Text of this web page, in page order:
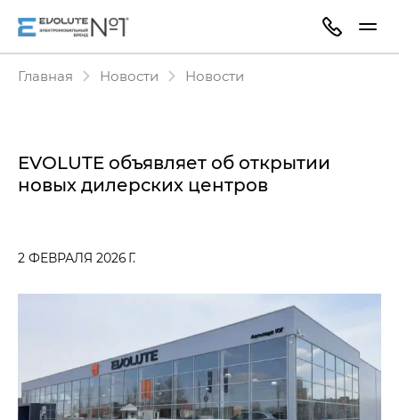
Главная Новости Новости
EVOLUTE объявляет об открытии
новых дилерских центров
2 ФЕВРАЛЯ 2026 Г.